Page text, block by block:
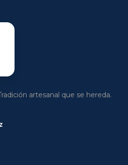
artesanal que se hereda.